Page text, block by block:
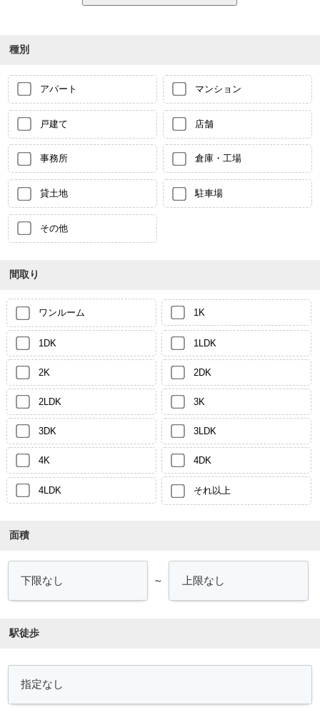
種別
アパート マンション
戸建て 店舗
事務所 倉庫・工場
貸土地 駐車場
その他
間取り
ワンルーム 1K
1DK 1LDK
2K 2DK
2LDK 3K
3DK 3LDK
4K 4DK
4LDK それ以上
面積
～
駅徒歩